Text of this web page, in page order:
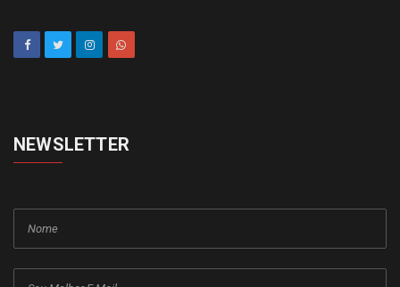
NEWSLETTER